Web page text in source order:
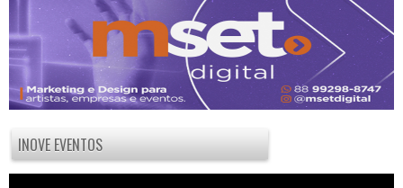
INOVE EVENTOS